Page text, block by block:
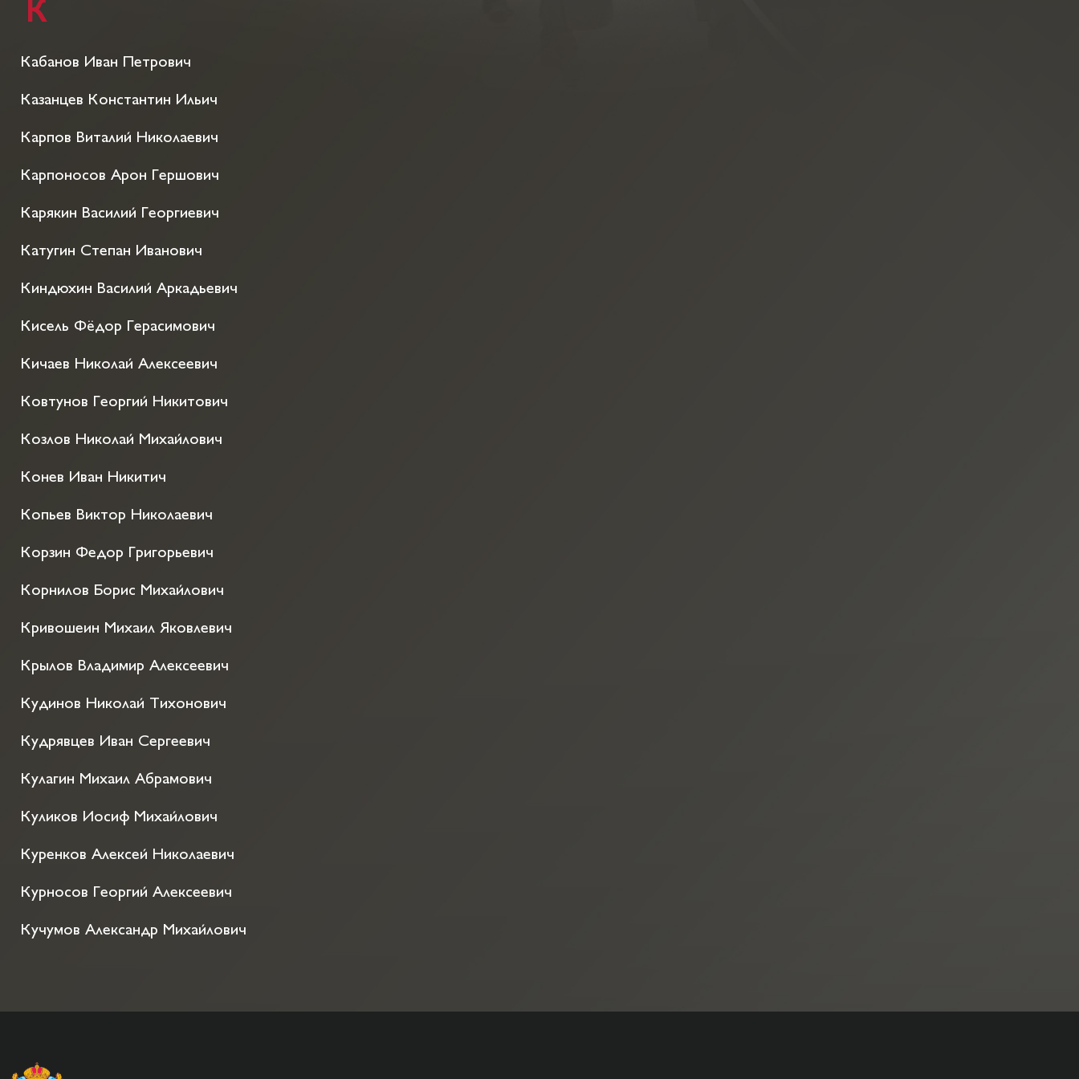
К
Кабанов Иван Петрович
Казанцев Константин Ильич
Карпов Виталий Николаевич
Карпоносов Арон Гершович
Карякин Василий Георгиевич
Катугин Степан Иванович
Киндюхин Василий Аркадьевич
Кисель Фёдор Герасимович
Кичаев Николай Алексеевич
Ковтунов Георгий Никитович
Козлов Николай Михайлович
Конев Иван Никитич
Копьев Виктор Николаевич
Корзин Федор Григорьевич
Корнилов Борис Михайлович
Кривошеин Михаил Яковлевич
Крылов Владимир Алексеевич
Кудинов Николай Тихонович
Кудрявцев Иван Сергеевич
Кулагин Михаил Абрамович
Куликов Иосиф Михайлович
Куренков Алексей Николаевич
Курносов Георгий Алексеевич
Кучумов Александр Михайлович